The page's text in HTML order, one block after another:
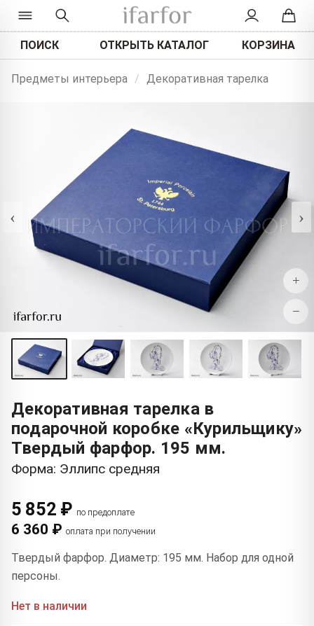
ПОИСК ОТКРЫТЬ КАТАЛОГ КОРЗИНА
Предметы интерьера / Декоративная тарелка
‹ ›
+
−
Декоративная тарелка в
подарочной коробке «Курильщику»
Твердый фарфор. 195 мм.
Форма: Эллипс средняя
5 852 ₽ по предоплате
6 360 ₽ оплата при получении
Твердый фарфор. Диаметр: 195 мм. Набор для одной
персоны.
Нет в наличии